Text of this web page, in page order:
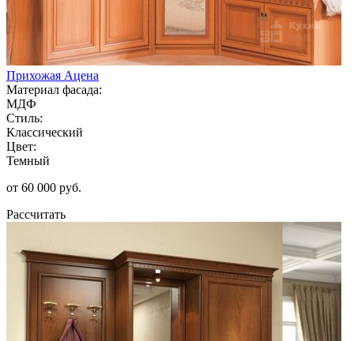
Прихожая Ацена
Материал фасада:
МДФ
Стиль:
Классический
Цвет:
Темный
от 60 000 руб.
Рассчитать